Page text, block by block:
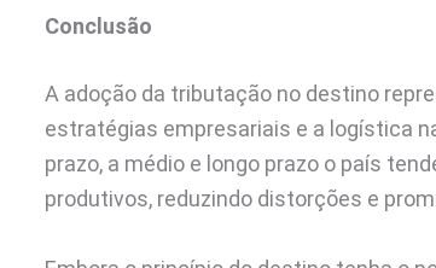
Conclusão
A adoção da tributação no destino
estratégias empresariais e a logística
prazo, a médio e longo prazo o país
produtivos, reduzindo distorções e